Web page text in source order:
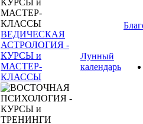
ВЕДИЧЕСКАЯ
АСТРОЛОГИЯ -
КУРСЫ и
МАСТЕР-
КЛАССЫ
Лунный
календарь